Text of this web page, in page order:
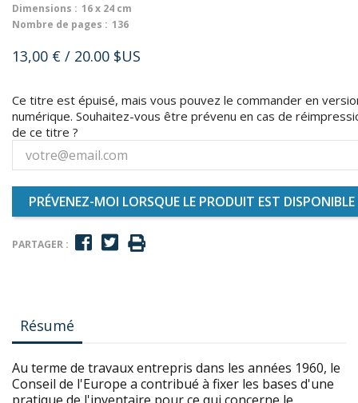
Dimensions : 16 x 24 cm
Nombre de pages : 136
13,00 € / 20.00 $US
Ce titre est épuisé, mais vous pouvez le commander en
numérique. Souhaitez-vous être prévenu en cas de
de ce titre ?
PRÉVENEZ-MOI LORSQUE LE PRODUIT EST DISPONIBLE
PARTAGER :
Résumé
Au terme de travaux entrepris dans les années 1960, le
Conseil de l'Europe a contribué à fixer les bases d'une